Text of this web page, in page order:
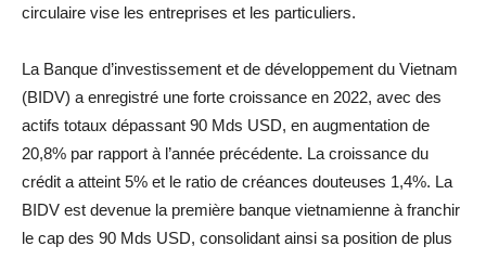
circulaire vise les entreprises et les particuliers.
La Banque d’investissement et de développement du Vietnam
(BIDV) a enregistré une forte croissance en 2022, avec des
actifs totaux dépassant 90 Mds USD, en augmentation de
20,8% par rapport à l’année précédente. La croissance du
crédit a atteint 5% et le ratio de créances douteuses 1,4%. La
BIDV est devenue la première banque vietnamienne à franchir
le cap des 90 Mds USD, consolidant ainsi sa position de plus